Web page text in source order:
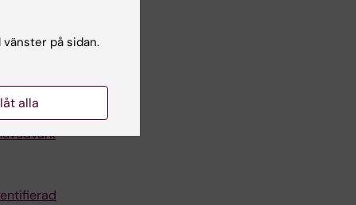
på sidan.
alla